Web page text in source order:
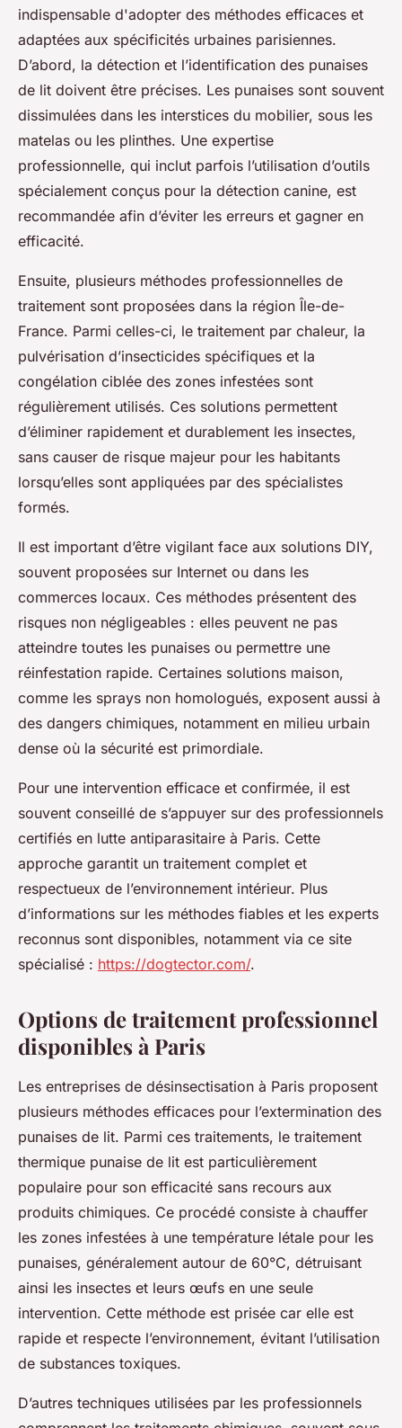
indispensable d'adopter des méthodes efficaces et
adaptées aux spécificités urbaines parisiennes.
D’abord, la détection et l’identification des punaises
de lit doivent être précises. Les punaises sont souvent
dissimulées dans les interstices du mobilier, sous les
matelas ou les plinthes. Une expertise
professionnelle, qui inclut parfois l’utilisation d’outils
spécialement conçus pour la détection canine, est
recommandée afin d’éviter les erreurs et gagner en
efficacité.
Ensuite, plusieurs méthodes professionnelles de
traitement sont proposées dans la région Île-de-
France. Parmi celles-ci, le traitement par chaleur, la
pulvérisation d’insecticides spécifiques et la
congélation ciblée des zones infestées sont
régulièrement utilisés. Ces solutions permettent
d’éliminer rapidement et durablement les insectes,
sans causer de risque majeur pour les habitants
lorsqu’elles sont appliquées par des spécialistes
formés.
Il est important d’être vigilant face aux solutions DIY,
souvent proposées sur Internet ou dans les
commerces locaux. Ces méthodes présentent des
risques non négligeables : elles peuvent ne pas
atteindre toutes les punaises ou permettre une
réinfestation rapide. Certaines solutions maison,
comme les sprays non homologués, exposent aussi à
des dangers chimiques, notamment en milieu urbain
dense où la sécurité est primordiale.
Pour une intervention efficace et confirmée, il est
souvent conseillé de s’appuyer sur des professionnels
certifiés en lutte antiparasitaire à Paris. Cette
approche garantit un traitement complet et
respectueux de l’environnement intérieur. Plus
d’informations sur les méthodes fiables et les experts
reconnus sont disponibles, notamment via ce site
spécialisé : https://dogtector.com/.
Options de traitement professionnel
disponibles à Paris
Les entreprises de désinsectisation à Paris proposent
plusieurs méthodes efficaces pour l’extermination des
punaises de lit. Parmi ces traitements, le traitement
thermique punaise de lit est particulièrement
populaire pour son efficacité sans recours aux
produits chimiques. Ce procédé consiste à chauffer
les zones infestées à une température létale pour les
punaises, généralement autour de 60°C, détruisant
ainsi les insectes et leurs œufs en une seule
intervention. Cette méthode est prisée car elle est
rapide et respecte l’environnement, évitant l’utilisation
de substances toxiques.
D’autres techniques utilisées par les professionnels